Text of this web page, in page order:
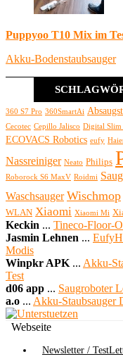
Puppyoo T10 Mix im
Akku-Bodenstaubsauger
360 S7 Pro 360SmartAi
Cecotec Cepillo Jalisco Digital Slim
ECOVACS Robotics eufy
Nassreiniger Neato Philips
Roborock S6 MaxV Roidmi
Waschsauger Wischmop
WLAN Xiaomi Xiaomi Mi
Keckin ... Tineco-Floor-
Jasmin Lehnen ...
Modis
Winpkr APK ... Akku-
Test
d06 app ... Saugroboter
a.o ... Akku-Staubsauger
Webseite
Newsletter /